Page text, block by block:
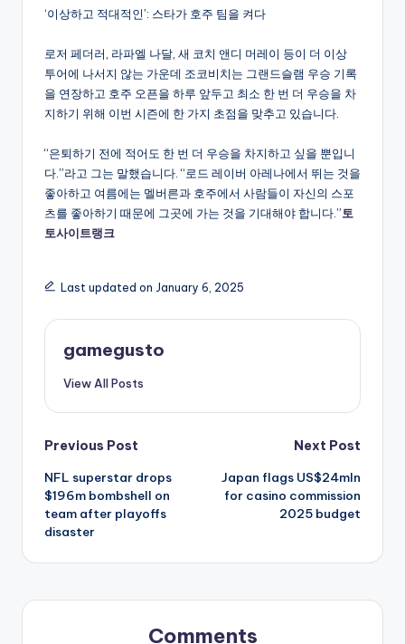
‘이상하고 적대적인’: 스타가 호주 팀을 켜다
로저 페더러, 라파엘 나달, 새 코치 앤디 머레이 등이 더 이상
투어에 나서지 않는 가운데 조코비치는 그랜드슬램 우승 기록
을 연장하고 호주 오픈을 하루 앞두고 최소 한 번 더 우승을 차
지하기 위해 이번 시즌에 한 가지 초점을 맞추고 있습니다.
“은퇴하기 전에 적어도 한 번 더 우승을 차지하고 싶을 뿐입니
다.”라고 그는 말했습니다. “로드 레이버 아레나에서 뛰는 것을
좋아하고 여름에는 멜버른과 호주에서 사람들이 자신의 스포
츠를 좋아하기 때문에 그곳에 가는 것을 기대해야 합니다.”토
토사이트랭크
Last updated on January 6, 2025
gamegusto
View All Posts
Post
navigation
Previous Post
NFL superstar drops
$196m bombshell on
team after playoffs
disaster
Next Post
Japan flags US$24mln
for casino commission
2025 budget
Comments